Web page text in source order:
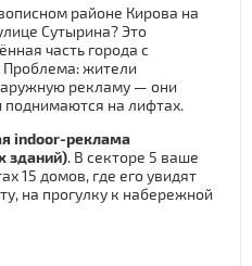
районе Кирова на
Сутырина? Это
часть города с
Проблема: жители
рекламу — они
поднимаются на лифтах.
indoor-реклама
зданий). В секторе 5 ваше
15 домов, где его увидят
на прогулку к набережной